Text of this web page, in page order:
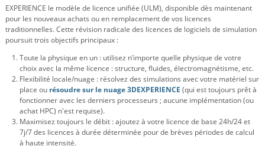
EXPERIENCE le modèle de licence unifiée (ULM), disponible dès maintenant
pour les nouveaux achats ou en remplacement de vos licences
traditionnelles. Cette révision radicale des licences de logiciels de simulation
poursuit trois objectifs principaux :
Toute la physique en un : utilisez n’importe quelle physique de votre
choix avec la même licence : structure, fluides, électromagnétisme, etc.
Flexibilité locale/nuage : résolvez des simulations avec votre matériel sur
place ou résoudre sur le nuage 3DEXPERIENCE (qui est toujours prêt à
fonctionner avec les derniers processeurs ; aucune implémentation (ou
achat HPC) n'est requise).
Maximisez toujours le débit : ajoutez à votre licence de base 24h/24 et
7j/7 des licences à durée déterminée pour de brèves périodes de calcul
à haute intensité.